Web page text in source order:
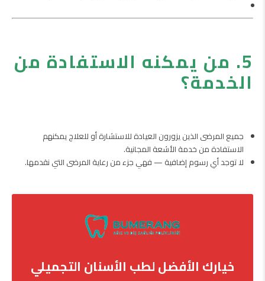
5. من يمكنه الاستفادة من
الخدمة؟
جميع المرضى الذين يزورون العيادة للاستشارة أو للعلاج يمكنهم
الاستفادة من خدمة الأشعة المجانية.
لا توجد أي رسوم إضافية — فهي جزء من رعاية المرضى التي نقدمها.
خيارك الأفضل لطب الأسنان التجميلي